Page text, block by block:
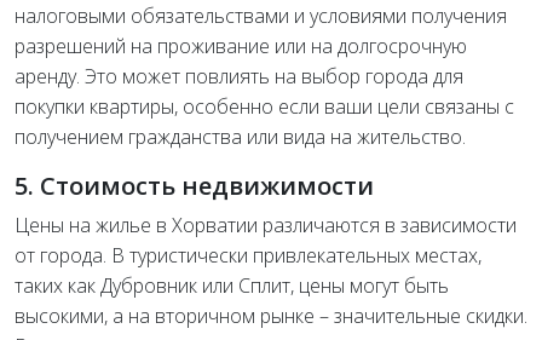
налоговыми обязательствами и условиями получения
разрешений на проживание или на долгосрочную
аренду. Это может повлиять на выбор города для
покупки квартиры, особенно если ваши цели связаны с
получением гражданства или вида на жительство.
5. Стоимость недвижимости
Цены на жилье в Хорватии различаются в зависимости
от города. В туристически привлекательных местах,
таких как Дубровник или Сплит, цены могут быть
высокими, а на вторичном рынке – значительные скидки.